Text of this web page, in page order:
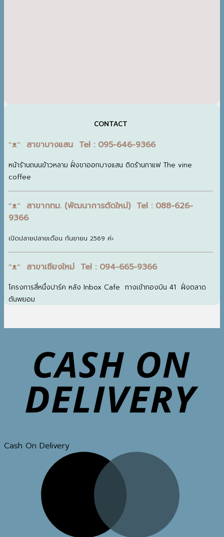
CONTACT
ᵔᴥᵔ สาขาบางแสน Tel : 095-646-9366
หน้าร้านถนนข้าวหลาม ฝั่งขาออกบางแสน ติดร้านกาแฟ The vine
coffee
ᵔᴥᵔ สาขากทม. (พัฒนาการตัดใหม่) Tel : 088-626-
9366
เปิดปลายปลายเดือน กันยายน 2569 ค่ะ
ᵔᴥᵔ สาขาเชียงใหม่ Tel : 094-665-9366
โครงการสี่หนึ่งปาร์ค หลัง Inbox Cafe ทางเข้ากองบิน 41 ฝั่งตลาด
ต้นพยอม
Cash On Delivery